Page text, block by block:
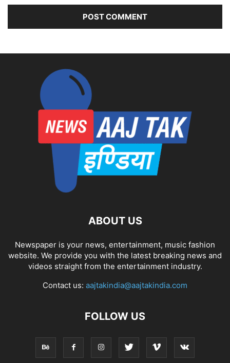
ABOUT US
Newspaper is your news, entertainment, music fashion
website. We provide you with the latest breaking news and
videos straight from the entertainment industry.
Contact us: aajtakindia@aajtakindia.com
FOLLOW US